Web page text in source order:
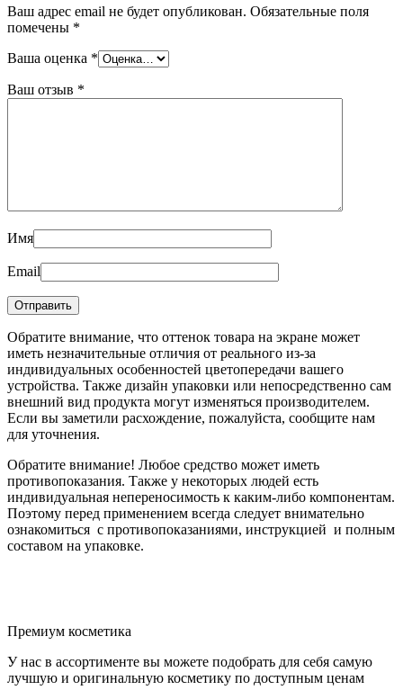
Ваш адрес email не будет опубликован. Обязательные поля
помечены *
Ваша оценка *
Ваш отзыв *
Имя
Email
Обратите внимание, что оттенок товара на экране может
иметь незначительные отличия от реального из-за
индивидуальных особенностей цветопередачи вашего
устройства. Также дизайн упаковки или непосредственно сам
внешний вид продукта могут изменяться производителем.
Если вы заметили расхождение, пожалуйста, сообщите нам
для уточнения.
Обратите внимание! Любое средство может иметь
противопоказания. Также у некоторых людей есть
индивидуальная непереносимость к каким-либо компонентам.
Поэтому перед применением всегда следует внимательно
ознакомиться с противопоказаниями, инструкцией и полным
составом на упаковке.
Премиум косметика
У нас в ассортименте вы можете подобрать для себя самую
лучшую и оригинальную косметику по доступным ценам